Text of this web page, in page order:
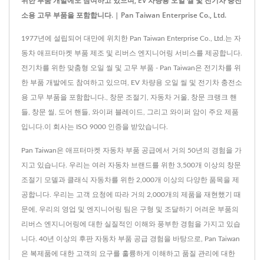
소용 고무 부품을 포함합니다. | Pan Taiwan Enterprise Co., Ltd.
1977년에 설립되어 대만에 위치한 Pan Taiwan Enterprise Co., Ltd.는 자
동차 애프터마켓 부품 제조 및 리버스 엔지니어링 서비스를 제공합니다.
전기차를 위한 맞춤형 오일 씰 및 고무 부품 - Pan Taiwan은 전기차를 위
한 부품 개발에도 참여하고 있으며, EV 차량용 오일 씰 및 전기차 충전소
용 고무 부품을 포함합니다., 창문 조절기, 자동차 거울, 창문 크랭크 핸
들, 창문 씰, 도어 핸들, 와이퍼 블레이드, 그리고 와이퍼 암이 주요 제품
입니다.이 회사는 ISO 9000 인증을 받았습니다.
Pan Taiwan은 애프터마켓 자동차 부품 공급에서 거의 50년의 경험을 가
지고 있습니다. 우리는 여러 자동차 브랜드를 위한 3,500개 이상의 창문
조절기 모델과 클래식 자동차를 위한 2,000개 이상의 다양한 품목을 제
공합니다. 우리는 고객 요청에 따라 거의 2,000개의 제품을 재현했기 때
문에, 우리의 영업 및 엔지니어링 팀은 구형 및 조달하기 어려운 부품의
리버스 엔지니어링에 대한 실질적인 이해와 풍부한 경험을 가지고 있습
니다. 40년 이상의 후판 자동차 부품 공급 경험을 바탕으로, Pan Taiwan
은 복제품에 대한 고객의 요구를 훌륭하게 이해하고 품질 관리에 대한